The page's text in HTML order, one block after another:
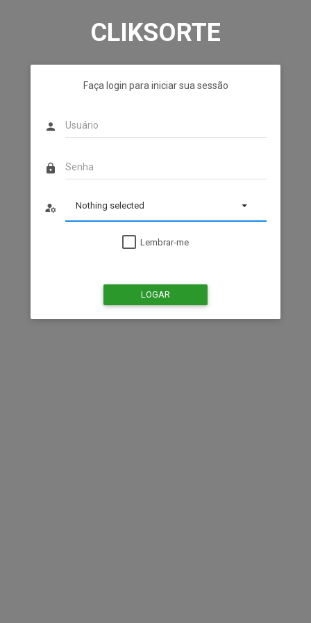
CLIKSORTE
Faça login para iniciar sua sessão
person
lock
manage_accounts Nothing selected
Lembrar-me
LOGAR